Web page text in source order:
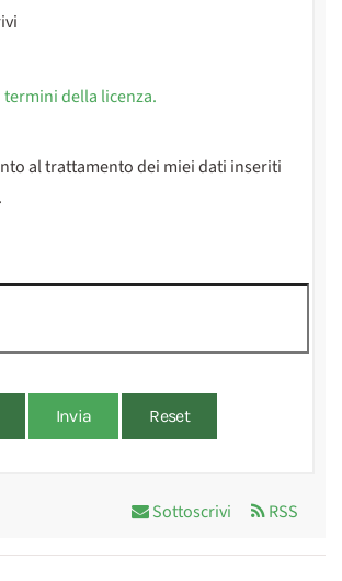
termini della licenza.
al trattamento dei miei dati inseriti
Invia Reset
Sottoscrivi RSS